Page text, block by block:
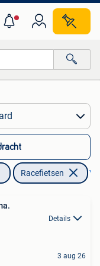
Racefietsen
Details
3 aug 26